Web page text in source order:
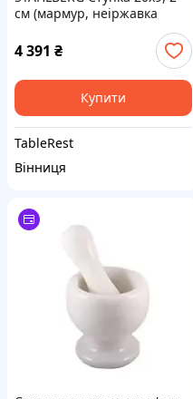
см (мармур, неіржавка
4 391 ₴
Купити
TableRest
Вінниця